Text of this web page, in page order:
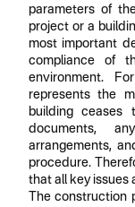
parameters of
project or a
most important
compliance of
environment.
represents the
building ceases
documents,
arrangements,
procedure.
that all key issues
The